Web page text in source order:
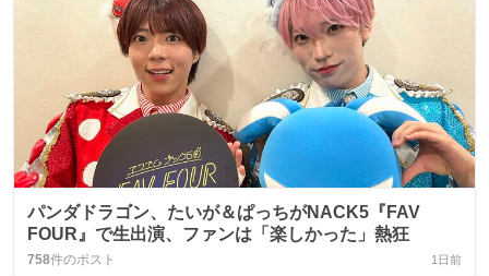
パンダドラゴン、たいが＆ぱっちがNACK5『FAV
FOUR』で生出演、ファンは「楽しかった」熱狂
758件のポスト 1日前